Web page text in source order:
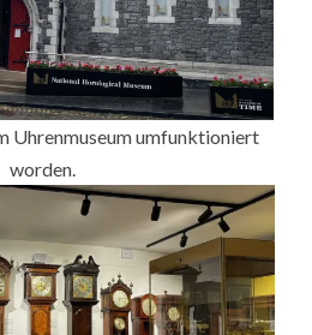
Uhrenmuseum umfunktioniert
worden.